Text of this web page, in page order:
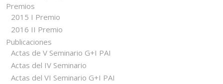
Premios
2015 I Premio
2016 II Premio
Publicaciones
Actas de V Seminario G+I PAI
Actas del IV Seminario
Actas del VI Seminario G+I PAI